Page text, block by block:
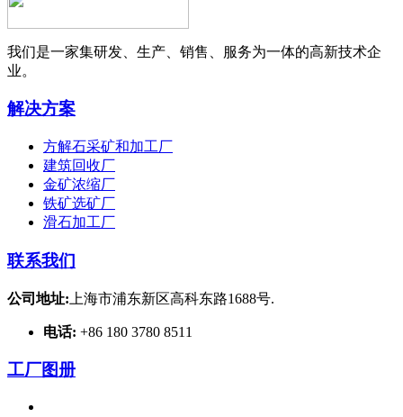
我们是一家集研发、生产、销售、服务为一体的高新技术企
业。
解决方案
方解石采矿和加工厂
建筑回收厂
金矿浓缩厂
铁矿选矿厂
滑石加工厂
联系我们
公司地址: 上海市浦东新区高科东路1688号.
电话: +86 180 3780 8511
工厂图册